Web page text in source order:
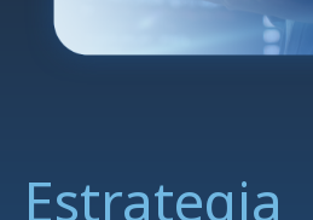
Estrategia